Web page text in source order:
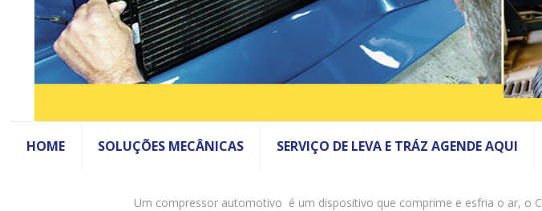
HOME SOLUÇÕES MECÂNICAS SERVIÇO DE LEVA E TRÁZ AGENDE AQUI
Um compressor automotivo é um dispositivo que comprime e esfria o ar, o